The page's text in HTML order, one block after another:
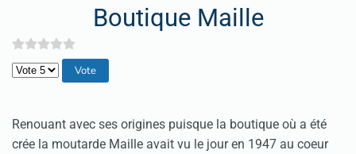
Boutique Maille
Veuillez voter
Renouant avec ses origines puisque la boutique où a été
crée la moutarde Maille avait vu le jour en 1947 au coeur